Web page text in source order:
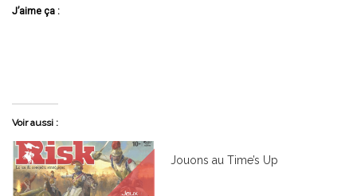
J’aime ça :
Voir aussi :